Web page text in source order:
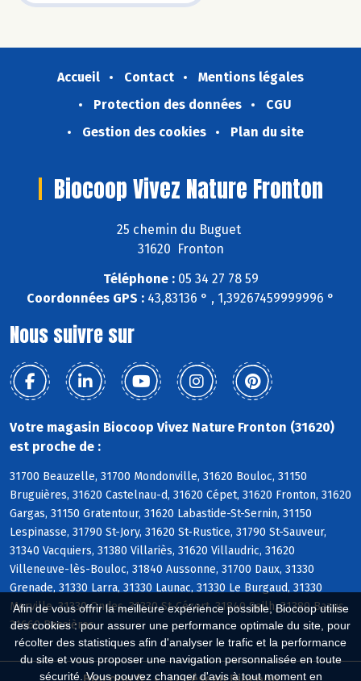
Afin de vous offrir la meilleure expérience possible, Biocoop utilise
des cookies : pour assurer une performance optimale du site, pour
récolter des statistiques afin d'analyser le trafic et la performance
du site et vous proposer une navigation personnalisée en toute
sécurité. Vous pouvez changer d'avis à tout moment en
Accueil Contact
Mentions légales
Protection des données
CGU
Gestion des cookies
Plan du site
Biocoop Vivez Nature Fronton
25 chemin du Buguet
31620 Fronton
Téléphone :05 34 27 78 59
Coordonnées GPS : 43,83136 ° , 1,39267459999996 °
Nous suivre sur
Votre magasin Biocoop Vivez Nature Fronton (31620)
est proche de :
31700 Beauzelle, 31700 Mondonville, 31620 Bouloc, 31150
Bruguières, 31620 Castelnau-d, 31620 Cépet, 31620 Fronton, 31620
Gargas, 31150 Gratentour, 31620 Labastide-St-Sernin, 31150
Lespinasse, 31790 St-Jory, 31620 St-Rustice, 31790 St-Sauveur,
31340 Vacquiers, 31380 Villariès, 31620 Villaudric, 31620
Villeneuve-lès-Bouloc, 31840 Aussonne, 31700 Daux, 31330
Grenade, 31330 Larra, 31330 Launac, 31330 Le Burgaud, 31330
Merville, 31330 Ondes, 31330 St-Cézert, 31840 Seilh, 31380 Bazus,
31660 Bessières